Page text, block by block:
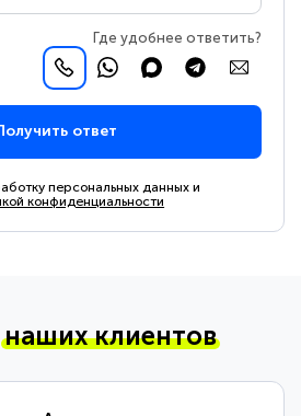
Где удобнее ответить?
ответ
персональных данных и
конфиденциальности
наших клиентов